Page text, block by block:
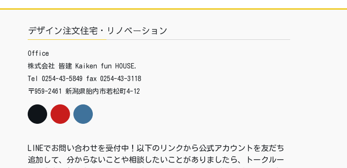
デザイン注文住宅・リノベーション
Office
株式会社 皆建 Kaiken fun HOUSE.
Tel 0254-43-5849 fax 0254-43-3118
〒959-2461 新潟県胎内市若松町4-12
LINEでお問い合わせを受付中！以下のリンクから公式アカウントを友だち
追加して、分からないことや相談したいことがありましたら、トークルー